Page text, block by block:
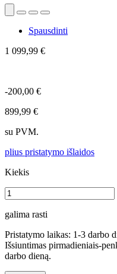
Spausdinti
1 099,99 €
-200,00 €
899,99 €
su PVM.
plius pristatymo išlaidos
Kiekis
galima rasti
Pristatymo laikas: 1-3 darbo
Išsiuntimas pirmadieniais-
darbo dieną.